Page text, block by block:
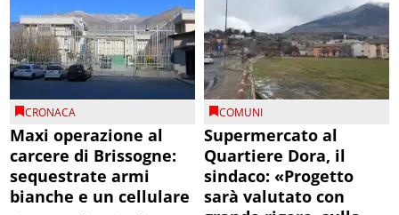
CRONACA
Maxi operazione al
carcere di Brissogne:
sequestrate armi
bianche e un cellulare
COMUNI
Supermercato al
Quartiere Dora, il
sindaco: «Progetto
sarà valutato con